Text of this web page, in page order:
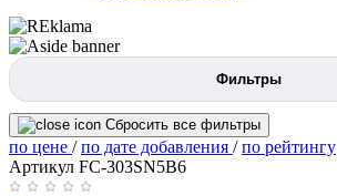
Фильтры
Сбросить все фильтры
по цене /по дате добавления /по рейтингу
Артикул FC-303SN5B6